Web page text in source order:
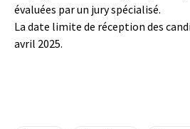
évaluées par un jury spécialisé.
La date limite de réception des
avril 2025.